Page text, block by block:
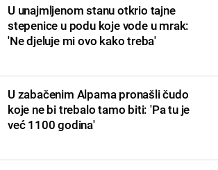
U unajmljenom stanu otkrio tajne
stepenice u podu koje vode u mrak:
'Ne djeluje mi ovo kako treba'
U zabačenim Alpama pronašli čudo
koje ne bi trebalo tamo biti: 'Pa tu je
već 1100 godina'